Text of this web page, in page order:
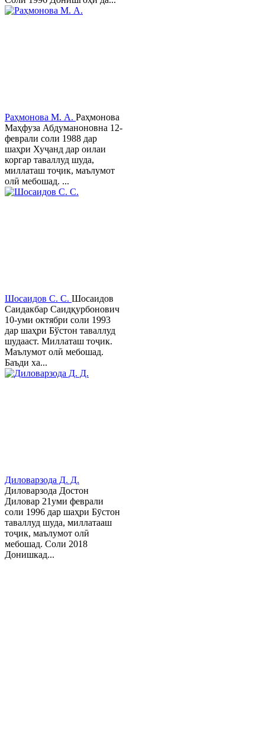
Раҳмонова М. А. Раҳмонова
Маҳфуза Абдуманоновна 12-
феврали соли 1988 дар
шаҳри Хуҷанд дар оилаи
коргар таваллуд шуда,
миллаташ тоҷик, маълумот
олӣ мебошад. ...
Шосаидов С. С. Шосаидов
Саидакбар Саидқурбонович
10-уми октябри соли 1993
дар шаҳри Бўстон таваллуд
шудааст. Миллаташ тоҷик.
Маълумот олӣ мебошад.
Баъди ха...
Диловарзода Д. Д.
Диловарзода Достон
Диловар 21уми феврали
соли 1996 дар шаҳри Бӯстон
таваллуд шуда, миллатааш
тоҷик, маълумот олӣ
мебошад. Соли 2018
Донишкад...